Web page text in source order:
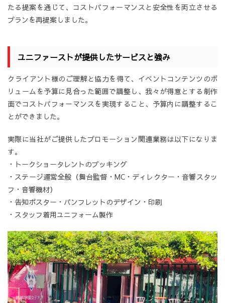
たる提案を通じて、コストパフォーマンスと安全性を両立させる
プランを再提案しました。
ユニファーストが提供したサービスと強み
​クライアント様のご理解と協力を得て、イベントコンテンツのボ
リュームを予算に見合った範囲で調整し、我々が得意とする制作
面でコストパフォーマンスを実現すること、予算内に調整するこ
とができました。
実際に当社がご提供したプロモーション関連業務は以下になりま
す。
・トークショータレントのブッキング
・ステージ運営全般（舞台監督・MC・ディレクター・音響スタッ
フ・音響機材）
・告知ポスター・パンフレットのデザイン・印刷
・スタッフ着用ユニフォーム製作